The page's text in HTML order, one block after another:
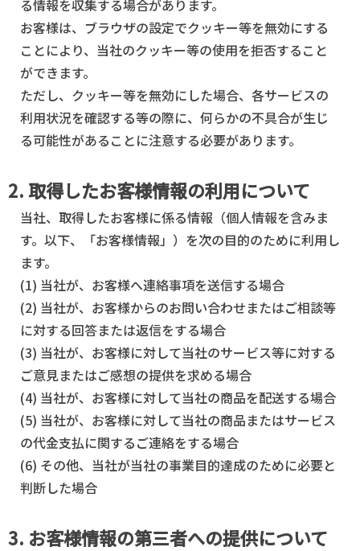
る情報を収集する場合があります。
お客様は、ブラウザの設定でクッキー等を無効にする
ことにより、当社のクッキー等の使用を拒否すること
ができます。
ただし、クッキー等を無効にした場合、各サービスの
利用状況を確認する等の際に、何らかの不具合が生じ
る可能性があることに注意する必要があります。
2. 取得したお客様情報の利用について
当社、取得したお客様に係る情報（個人情報を含みま
す。以下、「お客様情報」）を次の目的のために利用し
ます。
(1) 当社が、お客様へ連絡事項を送信する場合
(2) 当社が、お客様からのお問い合わせまたはご相談等
に対する回答または返信をする場合
(3) 当社が、お客様に対して当社のサービス等に対する
ご意見またはご感想の提供を求める場合
(4) 当社が、お客様に対して当社の商品を配送する場合
(5) 当社が、お客様に対して当社の商品またはサービス
の代金支払に関するご連絡をする場合
(6) その他、当社が当社の事業目的達成のために必要と
判断した場合
3. お客様情報の第三者への提供について